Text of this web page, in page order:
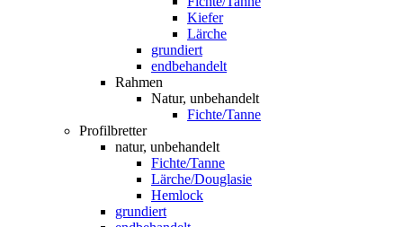
Kiefer
Lärche
grundiert
endbehandelt
Rahmen
Natur, unbehandelt
Fichte/Tanne
Profilbretter
natur, unbehandelt
Fichte/Tanne
Lärche/Douglasie
Hemlock
grundiert